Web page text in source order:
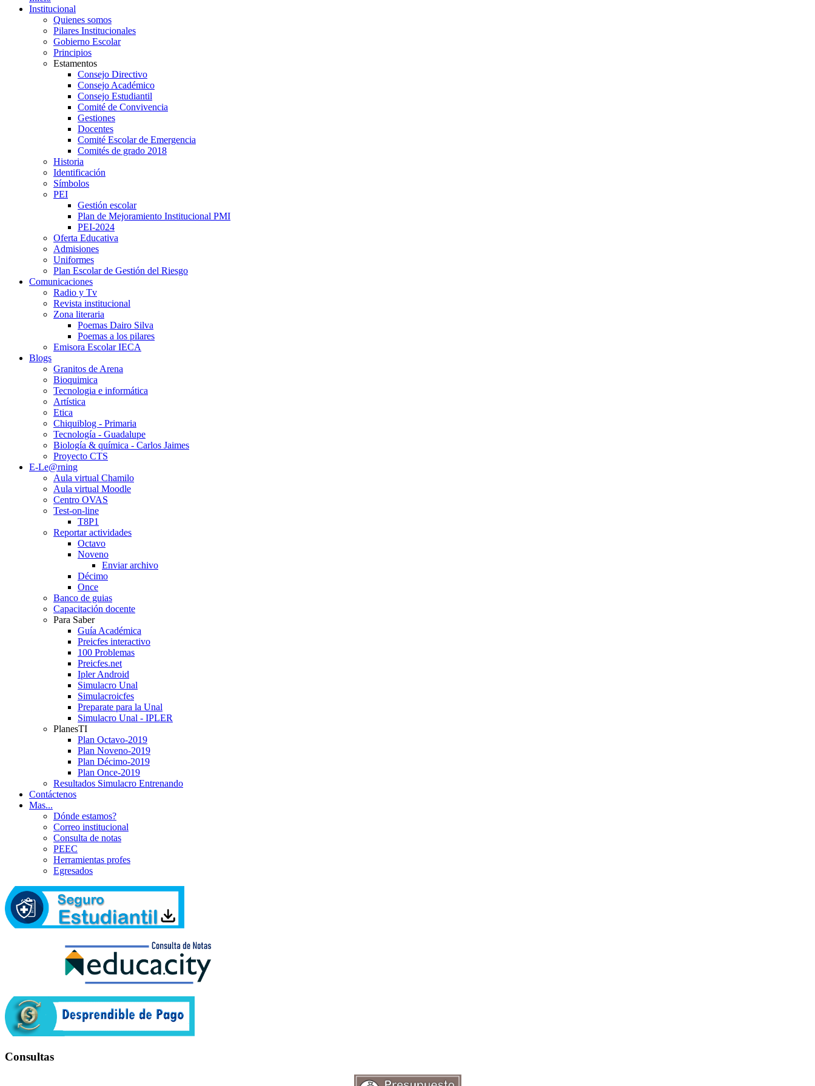
Institucional
Quienes somos
Pilares Institucionales
Gobierno Escolar
Principios
Estamentos
Consejo Directivo
Consejo Académico
Consejo Estudiantil
Comité de Convivencia
Gestiones
Docentes
Comité Escolar de Emergencia
Comités de grado 2018
Historia
Identificación
Símbolos
PEI
Gestión escolar
Plan de Mejoramiento Institucional PMI
PEI-2024
Oferta Educativa
Admisiones
Uniformes
Plan Escolar de Gestión del Riesgo
Comunicaciones
Radio y Tv
Revista institucional
Zona literaria
Poemas Dairo Silva
Poemas a los pilares
Emisora Escolar IECA
Blogs
Granitos de Arena
Bioquimica
Tecnologia e informática
Artística
Etica
Chiquiblog - Primaria
Tecnología - Guadalupe
Biología & química - Carlos Jaimes
Proyecto CTS
E-Le@rning
Aula virtual Chamilo
Aula virtual Moodle
Centro OVAS
Test-on-line
T8P1
Reportar actividades
Octavo
Noveno
Enviar archivo
Décimo
Once
Banco de guias
Capacitación docente
Para Saber
Guía Académica
Preicfes interactivo
100 Problemas
Preicfes.net
Ipler Android
Simulacro Unal
Simulacroicfes
Preparate para la Unal
Simulacro Unal - IPLER
PlanesTI
Plan Octavo-2019
Plan Noveno-2019
Plan Décimo-2019
Plan Once-2019
Resultados Simulacro Entrenando
Contáctenos
Mas...
Dónde estamos?
Correo institucional
Consulta de notas
PEEC
Herramientas profes
Egresados
Consultas